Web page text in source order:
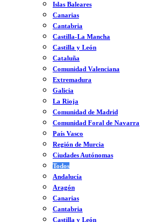
Islas Baleares
Canarias
Cantabria
Castilla-La Mancha
Castilla y León
Cataluña
Comunidad Valenciana
Extremadura
Galicia
La Rioja
Comunidad de Madrid
Comunidad Foral de Navarra
País Vasco
Región de Murcia
Ciudades Autónomas
Todos
Andalucía
Aragón
Canarias
Cantabria
Castilla y León